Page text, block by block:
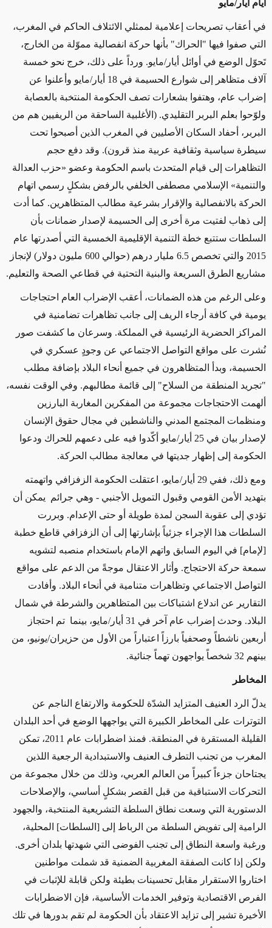
أيام أيار/مايو
في أعقاب تصريحات إعلامية لممثلي الائتلاف الحاكم في المغرب،
التي صفوا فيها "الحراك" بأنها حركة انفصالية مموّلة من الخارج،
تَحوّل الوضع في أوائل أيار/مايو. ورداً على ذلك، خرج نحو خمسة
آلاف متظاهر إلى شوارع الحسيمة في 18 أيار/مايو وأعلنوا عن
إضراب عام، وهتفوا بشعارات تصف الحكومة المنتخبة بالعصابة
ولوّحوا بعلم البربر التقليدي. (الأغلبية الساحقة من الريفيين هم من
البربر، أحفاد السكان الأصليين في المغرب الذين أصبحوا تحت
سيطرة سياسية وثقافية عربية منذ قرون). وقد دفع حجم
التظاهرات إلى قيام المتحدث باسم الحكومة وعضو «حزب العدالة
والتنمية» الإسلامي مصطفى الخلفي بالرفض بشكلٍ رسمي اتهام
الحركة بالانفصالية والإقرار بشرعية مطالب المتظاهرين. كما أدت
إلى ذهاب لفتيت مرة أخرى إلى الحسيمة لإصدار ضمانات بأن
السلطات ستتبع خطة التنمية الإقليمية الخمسية التي أصدرتها عام
2015 والتي تخصص 6.5 مليار درهم (حوالي 600 مليون دولار) لإنجاز
مشاريع الطرق السريعة والبنية التحتية في قطاعي الصحة والتعليم.
وعلى الرغم من هذه الضمانات، أعقب الإضراب العام احتجاجات
يومية في كافة أرجاء الريف إلى جانب تظاهرات تضامنية في
المراكز الحضرية الرئيسية في المملكة. وسرعان ما كشفت صور
نُشرت على مواقع التواصل الاجتماعي عن وجودٍ عسكري في
الحسيمة، وبدأ المتظاهرون في جميع أنحاء البلاد بإضافة مطلب
"تجريد المنطقة من السلاح" إلى قائمة مطالبهم. وفي الوقت نفسه،
ألهمت الاحتجاجات مجموعة من المفكرين المغاربة البارزين
ومنظمات المجتمع المدني والناشطين في مجال حقوق الإنسان
لإصدار بيان في 25 أيار/مايو أكّدوا فيه على دعمهم للحراك ودعوا
الحكومة إلى إظهار جديتها في معالجة مطالب الحركة.
ومع ذلك، ففي 29 أيار/مايو، اعتقلت الحكومة الزفزافي واتهمته
بتهديد الأمن القومي وقبول التمويل الأجنبي - وهي جرائم يمكن أن
تؤدي إلى عقوبة السجن لمدة طويلة أو حتى الإعدام. وبررت
السلطات هذا الإجراء جزئياً بإشارتها إلى أن الزفزافي قاطع خطبة
[لإمام] في اليوم السابق واتهم الإمام باستخدام منصبه لتشويه
سمعة حركة الاحتجاج. وأثار الاعتقال موجةً من الدعم على مواقع
التواصل الاجتماعي وتظاهرات متنامية في أنحاء البلاد. وأفادت
التقارير عن اندلاع اشتباكات بين المتظاهرين والشرطة في شمال
البلاد. وحدث إضراب عام آخر في 31 أيار/مايو، بينما تم احتجاز
أربعين ناشطاً وصحفياً بارزاً اعتباراً من الأول من حزيران/يونيو، من
بينهم 32 شخصاً يواجهون تهماً جنائية
.
المخاطر
يدلّ الرد العنيف المتزايد الشدّة للحكومة والارتفاع الناجم عن
التوترات على المخاطر الكبيرة التي يواجهها الوضع في أحد البلدان
القليلة المستقرة في المنطقة. فمنذ اضطرابات عام 2011، تمكن
المغرب من تجنب التطرف العنيف والاستبدادية الرجعية اللذين
يجتاحان جزءاً كبيراً من العالم العربي، وذلك من خلال مجموعة من
التحركات الاستباقية من قبل القصر بشكلٍ أساسي، والإصلاحات
الدستورية التي وسعت نطاق السلطة التشريعية المنتخبة، والجهود
الرامية إلى تفويض السلطة من الرباط إلى [السلطات] المحلية،
ورغبة واسعة النطاق إلى تجنب الفوضى التي شهدتها بلدان أخرى.
ولكن إذا كانت الصفقة المغربية الضمنية قد شملت مواطنين
اختاروا الاستقرار مقابل تحسينات بطيئة ولكن قابلة للإثبات في
الفرص الاقتصادية وتوفير الخدمات الأساسية، فإن الاضطرابات
الأخيرة تشير إلى تزايد الاعتقاد بأن الحكومة لم تقم بدورها في تلك